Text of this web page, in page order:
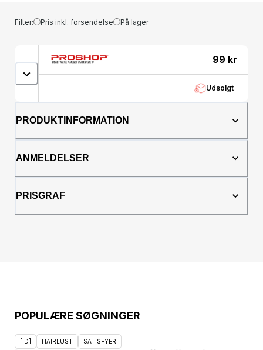
og skabe uforglemmelige øjeblikke.
Filter: Pris inkl. forsendelse På lager
99 kr
Udsolgt
PRODUKTINFORMATION
ANMELDELSER
PRISGRAF
POPULÆRE SØGNINGER
[ID] HAIRLUST SATISFYER